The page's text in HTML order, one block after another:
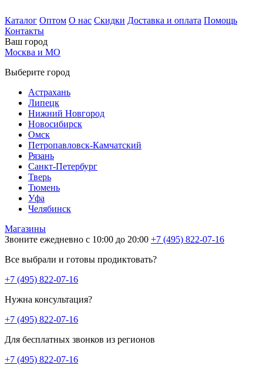
Каталог Оптом О нас Скидки Доставка и оплата Помощь
Контакты
Ваш город
Москва и МО
Выберите город
Астрахань
Липецк
Нижний Новгород
Новосибирск
Омск
Петропавловск-Камчатский
Рязань
Санкт-Петербург
Тверь
Тюмень
Уфа
Челябинск
Магазины
Звоните ежедневно с 10:00 до 20:00 +7 (495) 822-07-16
Все выбрали и готовы продиктовать?
+7 (495) 822-07-16
Нужна консультация?
+7 (495) 822-07-16
Для бесплатных звонков из регионов
+7 (495) 822-07-16